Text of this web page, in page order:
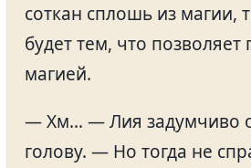
соткан сплошь из магии,
будет тем, что позволяет
магией.
— Хм… — Лия задумчиво
голову. — Но тогда не